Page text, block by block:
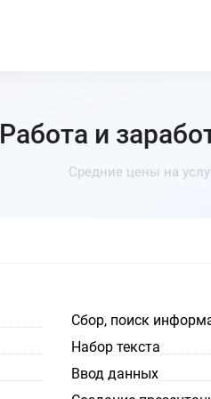
Работа и
Средние цены на
Сбор, поиск
Набор текста
Ввод данных